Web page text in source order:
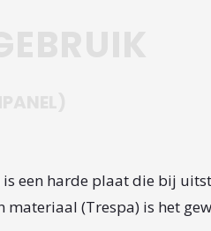
een harde plaat die bij
(Trespa) is het